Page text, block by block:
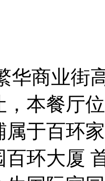
业街高
，本餐厅
属于百环
百环大厦